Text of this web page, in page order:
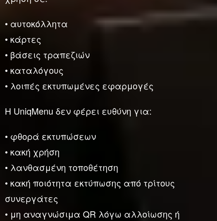
• αυτοκόλλητα
• κάρτες
• βάσεις τραπεζιών
• καταλόγους
• λοιπές εκτυπωμένες εφαρμογές
Η UniqMenu δεν φέρει ευθύνη για:
• φθορά εκτυπώσεων
• κακή χρήση
• λανθασμένη τοποθέτηση
• κακή ποιότητα εκτύπωσης από τρίτους
συνεργάτες
• μη αναγνώσιμα QR λόγω αλλοίωσης ή